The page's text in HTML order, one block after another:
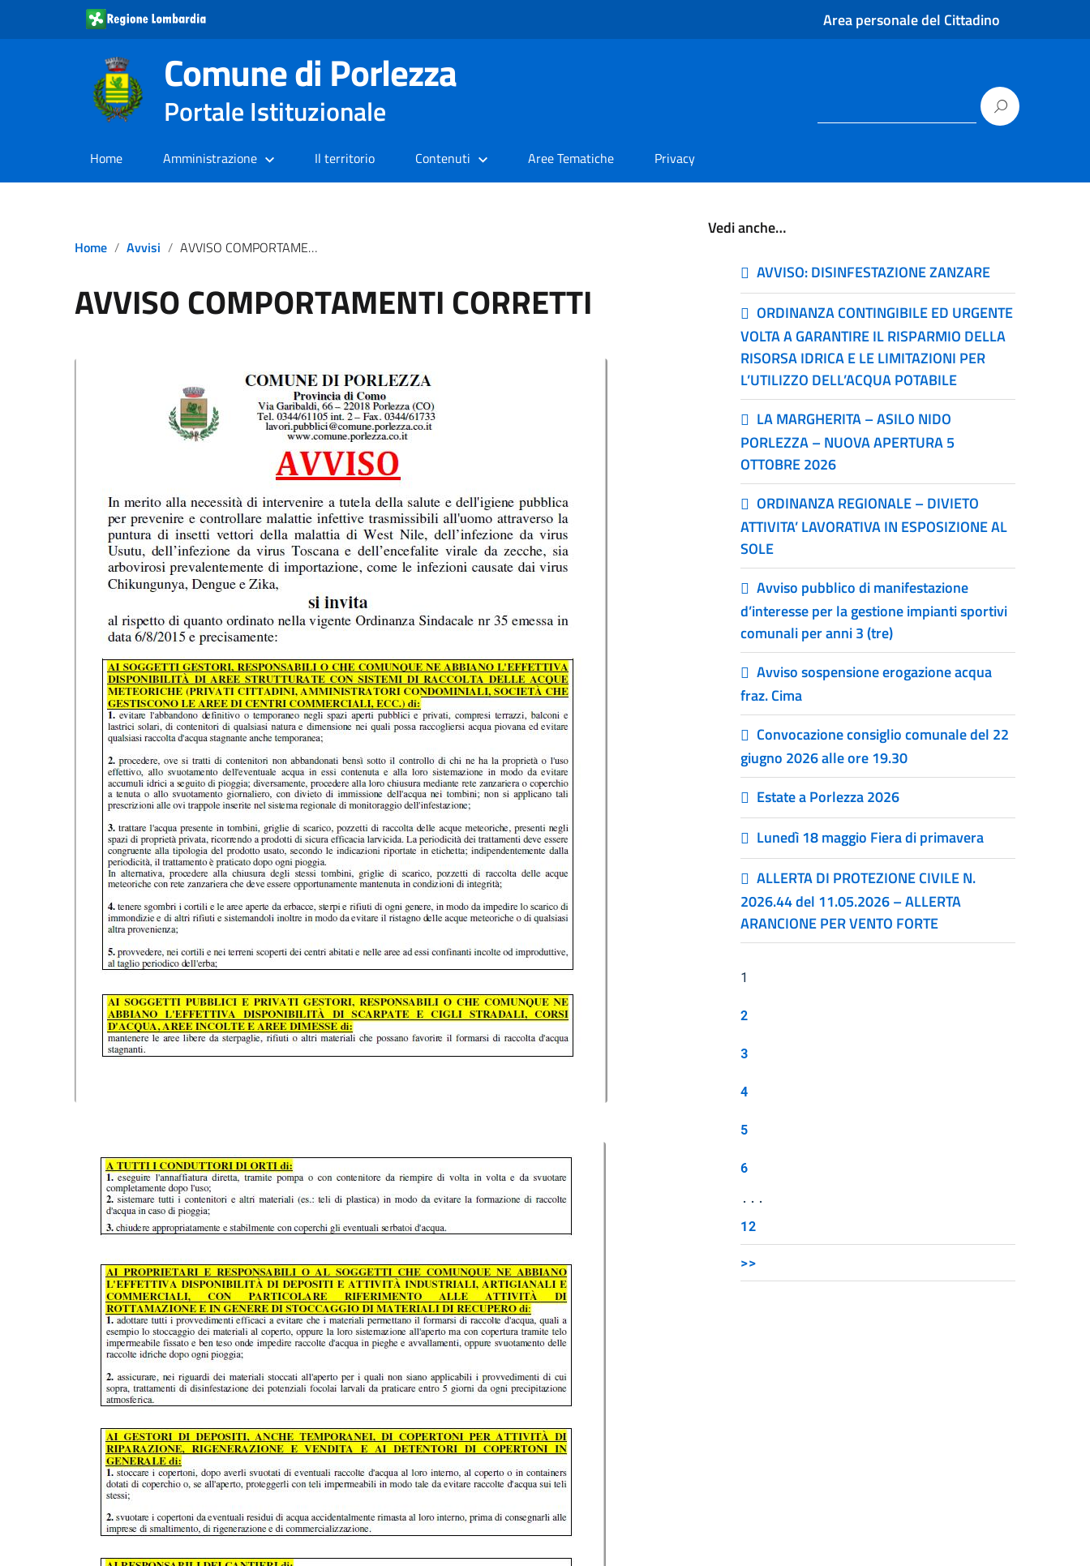
Area personale del Cittadino
Comune di Porlezza
Portale Istituzionale
Home Amministrazione Il territorio Contenuti Aree Tematiche Privacy
Home Avvisi AVVISO COMPORTAMENTI CORRETTI
AVVISO COMPORTAMENTI CORRETTI
Vedi anche…
AVVISO: DISINFESTAZIONE ZANZARE
ORDINANZA CONTINGIBILE ED URGENTE
VOLTA A GARANTIRE IL RISPARMIO DELLA
RISORSA IDRICA E LE LIMITAZIONI PER
L’UTILIZZO DELL’ACQUA POTABILE
LA MARGHERITA – ASILO NIDO
PORLEZZA – NUOVA APERTURA 5
OTTOBRE 2026
ORDINANZA REGIONALE – DIVIETO
ATTIVITA’ LAVORATIVA IN ESPOSIZIONE AL
SOLE
Avviso pubblico di manifestazione
d’interesse per la gestione impianti sportivi
comunali per anni 3 (tre)
Avviso sospensione erogazione acqua
fraz. Cima
Convocazione consiglio comunale del 22
giugno 2026 alle ore 19.30
Estate a Porlezza 2026
Lunedì 18 maggio Fiera di primavera
ALLERTA DI PROTEZIONE CIVILE N.
2026.44 del 11.05.2026 – ALLERTA
ARANCIONE PER VENTO FORTE
1
2
3
4
5
6
...
12
>>